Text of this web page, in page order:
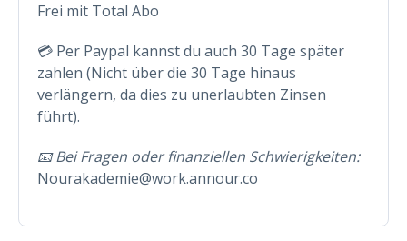
Frei mit Total Abo
💳 Per Paypal kannst du auch 30 Tage später
zahlen (Nicht über die 30 Tage hinaus
verlängern, da dies zu unerlaubten Zinsen
führt).
📧 Bei Fragen oder finanziellen Schwierigkeiten:
Nourakademie@work.annour.co